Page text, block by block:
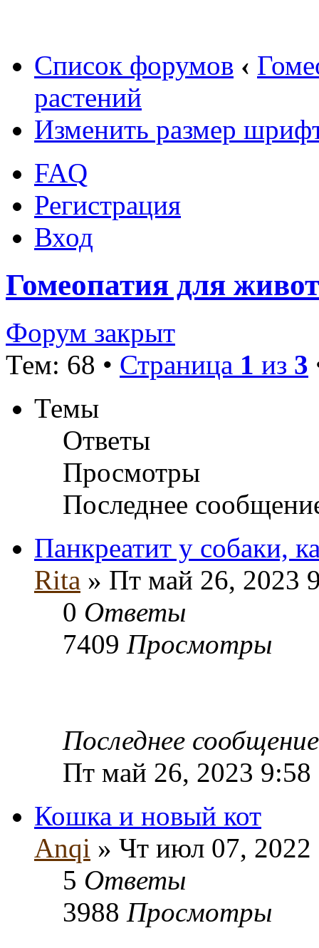
Список форумов ‹
растений
Изменить размер
FAQ
Регистрация
Вход
Гомеопатия для
Форум закрыт
Тем: 68 • Страница 1 из 3
Темы
Ответы
Просмотры
Последнее
Панкреатит у собаки,
Rita » Пт май 26, 2023
0 Ответы
7409 Просмотры
Последнее
Пт май 26, 2023 9:58
Кошка и новый кот
Anqi » Чт июл 07, 2022
5 Ответы
3988 Просмотры